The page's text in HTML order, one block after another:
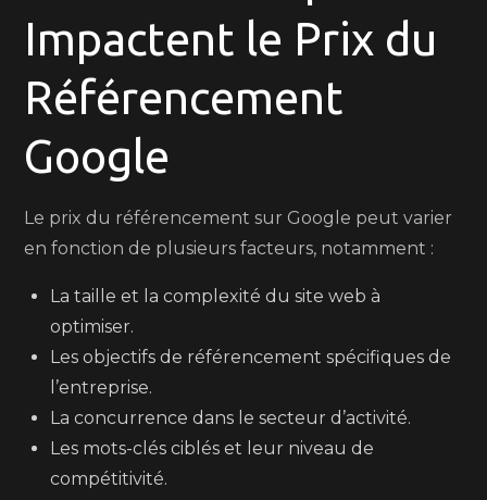
Impactent le Prix du
Référencement
Google
Le prix du référencement sur Google peut varier
en fonction de plusieurs facteurs, notamment :
La taille et la complexité du site web à
optimiser.
Les objectifs de référencement spécifiques de
l’entreprise.
La concurrence dans le secteur d’activité.
Les mots-clés ciblés et leur niveau de
compétitivité.